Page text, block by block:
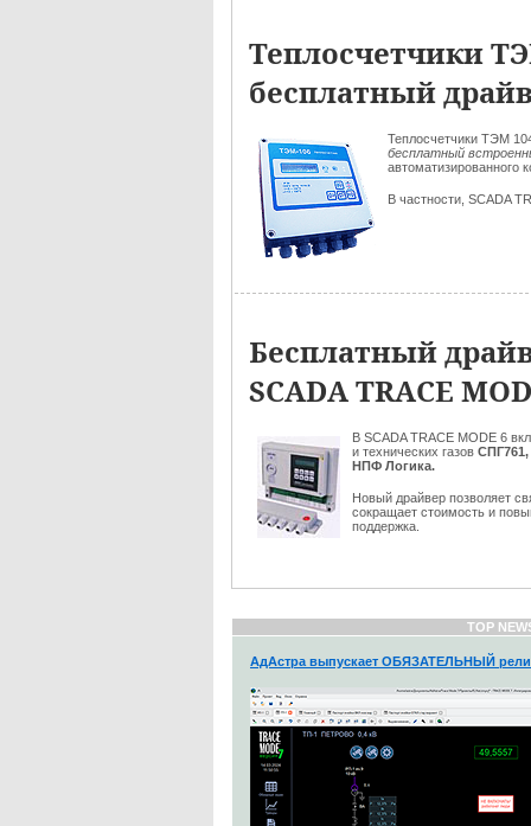
Теплосчетчики
бесплатный
Теплосчетчики ТЭМ
бесплатный
автоматизированного
В частности, SCADA
Бесплатный
SCADA TRACE
В SCADA TRACE MODE 6
и технических газов
НПФ Логика.
Новый драйвер позволяет
сокращает стоимость и
поддержка.
TOP
АдАстра выпускает ОБЯЗАТЕЛЬНЫЙ релиз